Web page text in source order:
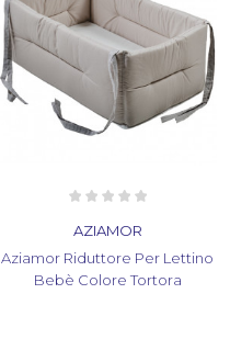
AZIAMOR
Aziamor Riduttore Per Lettino
Bebè Colore Tortora